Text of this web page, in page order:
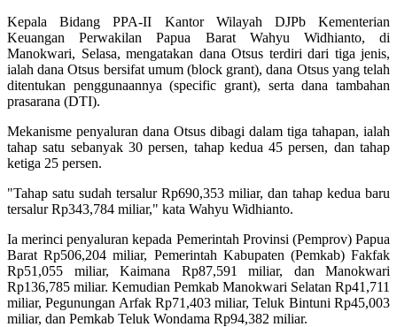
Kepala Bidang PPA-II Kantor Wilayah DJPb Kementerian
Keuangan Perwakilan Papua Barat Wahyu Widhianto, di
Manokwari, Selasa, mengatakan dana Otsus terdiri dari tiga jenis,
ialah dana Otsus bersifat umum (block grant), dana Otsus yang telah
ditentukan penggunaannya (specific grant), serta dana tambahan
prasarana (DTI).
Mekanisme penyaluran dana Otsus dibagi dalam tiga tahapan, ialah
tahap satu sebanyak 30 persen, tahap kedua 45 persen, dan tahap
ketiga 25 persen.
"Tahap satu sudah tersalur Rp690,353 miliar, dan tahap kedua baru
tersalur Rp343,784 miliar," kata Wahyu Widhianto.
Ia merinci penyaluran kepada Pemerintah Provinsi (Pemprov) Papua
Barat Rp506,204 miliar, Pemerintah Kabupaten (Pemkab) Fakfak
Rp51,055 miliar, Kaimana Rp87,591 miliar, dan Manokwari
Rp136,785 miliar. Kemudian Pemkab Manokwari Selatan Rp41,711
miliar, Pegunungan Arfak Rp71,403 miliar, Teluk Bintuni Rp45,003
miliar, dan Pemkab Teluk Wondama Rp94,382 miliar.